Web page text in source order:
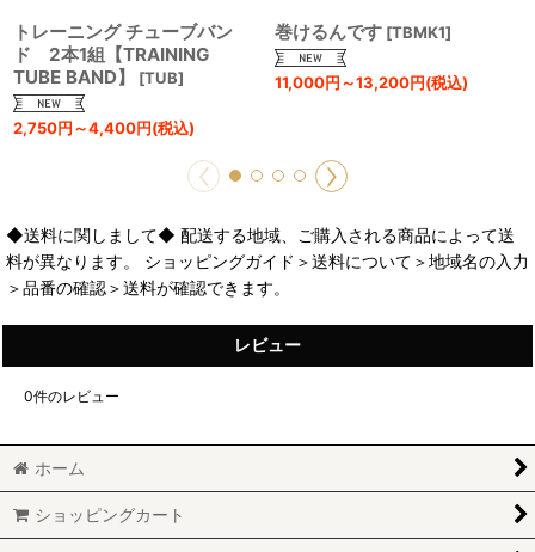
トレーニング チューブバン
ド 2本1組【TRAINING
TUBE BAND】
[TUB]
2,750円～4,400円(税込)
巻けるんです [TBMK1]
11,000円～13,200円(税込)
◆送料に関しまして◆ 配送する地域、ご購入される商品によって送
料が異なります。 ショッピングガイド＞送料について＞地域名の入力
＞品番の確認＞送料が確認できます。
レビュー
0件のレビュー
ホーム
ショッピングカート